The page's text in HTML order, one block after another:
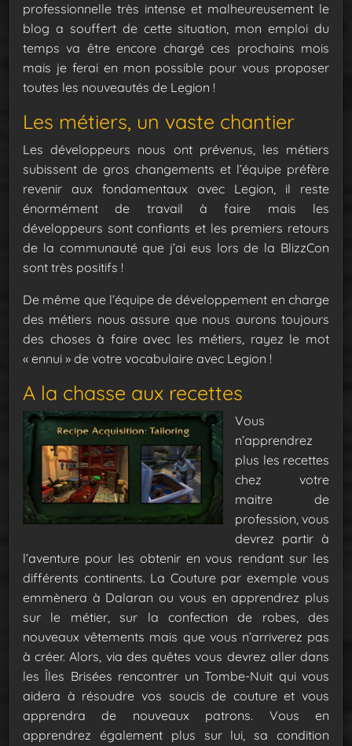
professionnelle très intense et malheureusement le
blog a souffert de cette situation, mon emploi du
temps va être encore chargé ces prochains mois
mais je ferai en mon possible pour vous proposer
toutes les nouveautés de Legion !
Les métiers, un vaste chantier
Les développeurs nous ont prévenus, les métiers
subissent de gros changements et l’équipe préfère
revenir aux fondamentaux avec Legion, il reste
énormément de travail à faire mais les
développeurs sont confiants et les premiers retours
de la communauté que j’ai eus lors de la BlizzCon
sont très positifs !
De même que l’équipe de développement en charge
des métiers nous assure que nous aurons toujours
des choses à faire avec les métiers, rayez le mot
« ennui » de votre vocabulaire avec Legion !
A la chasse aux recettes
Vous
n’apprendrez
plus les recettes
chez votre
maitre de
profession, vous
devrez partir à
l’aventure pour les obtenir en vous rendant sur les
différents continents. La Couture par exemple vous
emmènera à Dalaran ou vous en apprendrez plus
sur le métier, sur la confection de robes, des
nouveaux vêtements mais que vous n’arriverez pas
à créer. Alors, via des quêtes vous devrez aller dans
les Îles Brisées rencontrer un Tombe-Nuit qui vous
aidera à résoudre vos soucis de couture et vous
apprendra de nouveaux patrons. Vous en
apprendrez également plus sur lui, sa condition